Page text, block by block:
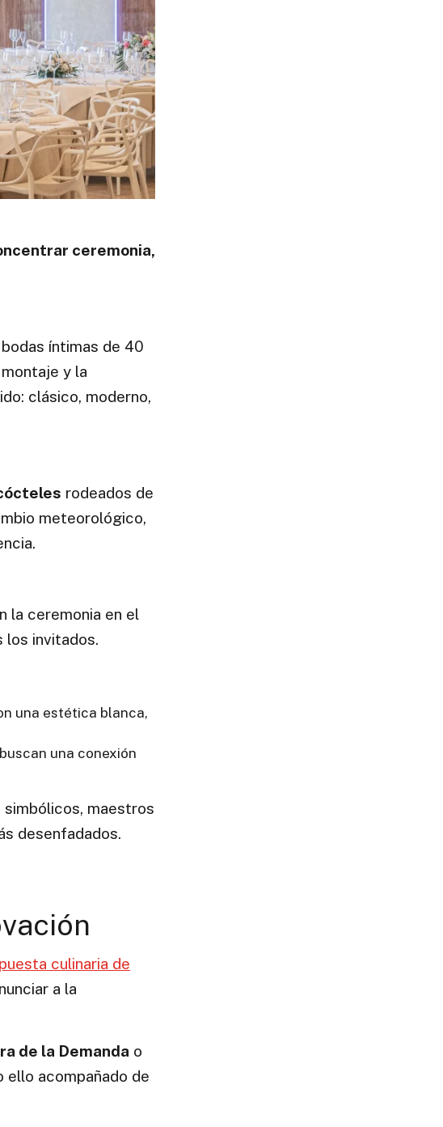
ceremonia,
íntimas de 40
y la
clásico, moderno,
rodeados de
meteorológico,
la ceremonia en el
los invitados.
una estética blanca,
una conexión
maestros
desenfadados.
culinaria de
a la
de la Demanda o
ello acompañado de